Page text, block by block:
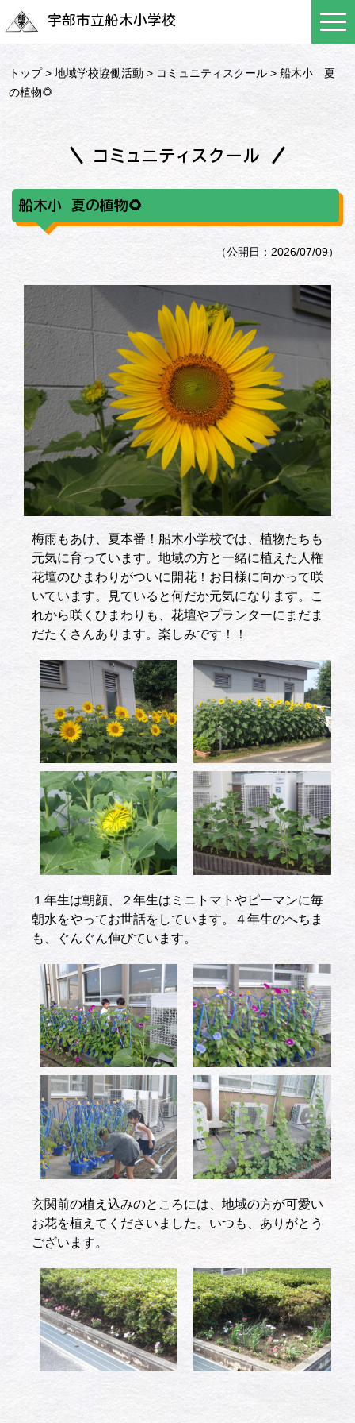
宇部市立船木小学校
トップ>地域学校協働活動 > コミュニティスクール > 船木小 夏
の植物🌻
コミュニティスクール
船木小 夏の植物🌻
（公開日：2026/07/09）
梅雨もあけ、夏本番！船木小学校では、植物たちも
元気に育っています。地域の方と一緒に植えた人権
花壇のひまわりがついに開花！お日様に向かって咲
いています。見ていると何だか元気になります。こ
れから咲くひまわりも、花壇やプランターにまだま
だたくさんあります。楽しみです！！
１年生は朝顔、２年生はミニトマトやピーマンに毎
朝水をやってお世話をしています。４年生のへちま
も、ぐんぐん伸びています。
玄関前の植え込みのところには、地域の方が可愛い
お花を植えてくださいました。いつも、ありがとう
ございます。